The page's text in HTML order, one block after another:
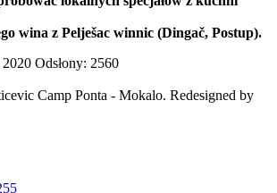
wina z Pelješac winnic (Dingač, Postup).
Odsłony: 2560
Camp Ponta - Mokalo. Redesigned by